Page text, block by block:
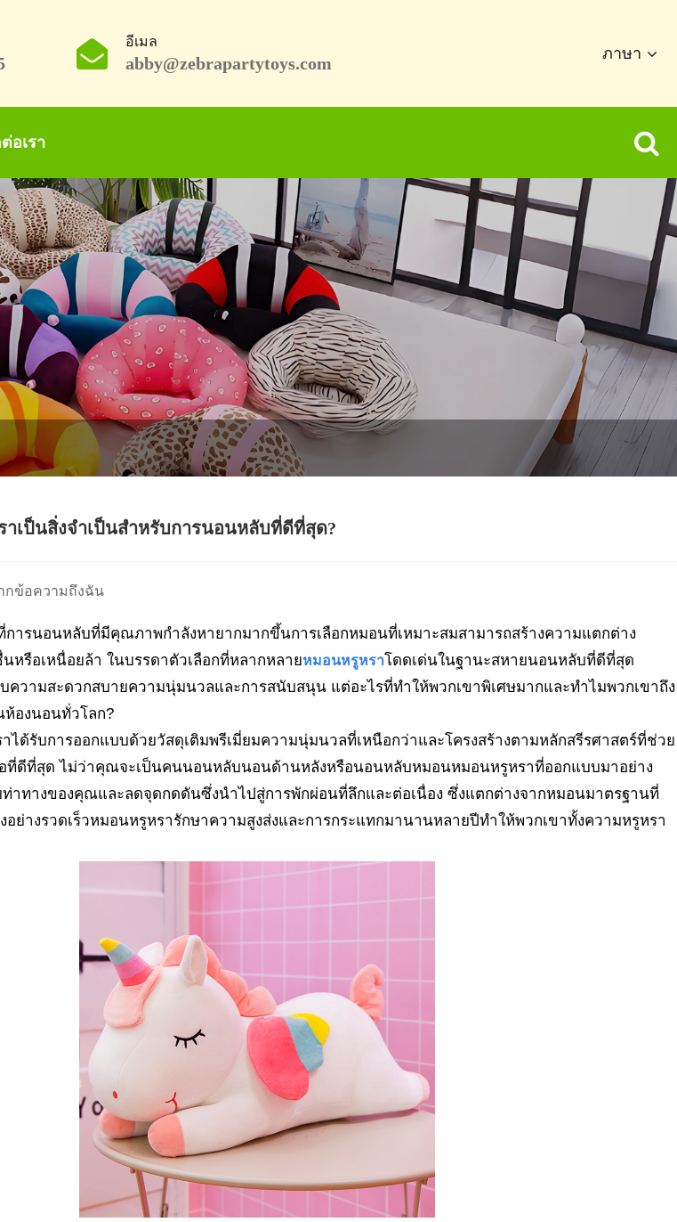
อีเมล
abby@zebrapartytoys.com
ภาษา
อเรา
าเป็นสิ่งจำเป็นสำหรับการนอนหลับที่ดีที่สุด?
กข้อความถึงฉัน
การนอนหลับที่มีคุณภาพกำลังหายากมากขึ้นการเลือกหมอนที่เหมาะสมสามารถสร้างความแตกต่าง
หรือเหนื่อยล้า ในบรรดาตัวเลือกที่หลากหลายหมอนหรูหราโดดเด่นในฐานะสหายนอนหลับที่ดีที่สุด
วามสะดวกสบายความนุ่มนวลและการสนับสนุน แต่อะไรที่ทำให้พวกเขาพิเศษมากและทำไมพวกเขาถึง
ห้องนอนทั่วโลก?
ได้รับการออกแบบด้วยวัสดุเติมพรีเมี่ยมความนุ่มนวลที่เหนือกว่าและโครงสร้างตามหลักสรีรศาสตร์ที่ช่วย
ที่ดีที่สุด ไม่ว่าคุณจะเป็นคนนอนหลับนอนด้านหลังหรือนอนหลับหมอนหมอนหรูหราที่ออกแบบมาอย่าง
ท่าทางของคุณและลดจุดกดดันซึ่งนำไปสู่การพักผ่อนที่ลึกและต่อเนื่อง ซึ่งแตกต่างจากหมอนมาตรฐานที่
อย่างรวดเร็วหมอนหรูหรารักษาความสูงส่งและการกระแทกมานานหลายปีทำให้พวกเขาทั้งความหรูหรา